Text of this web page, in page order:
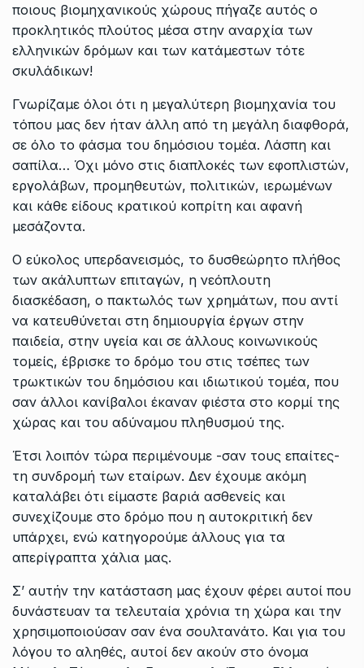
ποιους βιομηχανικούς χώρους πήγαζε αυτός ο
προκλητικός πλούτος μέσα στην αναρχία των
ελληνικών δρόμων και των κατάμεστων τότε
σκυλάδικων!
Γνωρίζαμε όλοι ότι η μεγαλύτερη βιομηχανία του
τόπου μας δεν ήταν άλλη από τη μεγάλη διαφθορά,
σε όλο το φάσμα του δημόσιου τομέα. Λάσπη και
σαπίλα… Όχι μόνο στις διαπλοκές των εφοπλιστών,
εργολάβων, προμηθευτών, πολιτικών, ιερωμένων
και κάθε είδους κρατικού κοπρίτη και αφανή
μεσάζοντα.
Ο εύκολος υπερδανεισμός, το δυσθεώρητο πλήθος
των ακάλυπτων επιταγών, η νεόπλουτη
διασκέδαση, ο πακτωλός των χρημάτων, που αντί
να κατευθύνεται στη δημιουργία έργων στην
παιδεία, στην υγεία και σε άλλους κοινωνικούς
τομείς, έβρισκε το δρόμο του στις τσέπες των
τρωκτικών του δημόσιου και ιδιωτικού τομέα, που
σαν άλλοι κανίβαλοι έκαναν φιέστα στο κορμί της
χώρας και του αδύναμου πληθυσμού της.
Έτσι λοιπόν τώρα περιμένουμε -σαν τους επαίτες-
τη συνδρομή των εταίρων. Δεν έχουμε ακόμη
καταλάβει ότι είμαστε βαριά ασθενείς και
συνεχίζουμε στο δρόμο που η αυτοκριτική δεν
υπάρχει, ενώ κατηγορούμε άλλους για τα
απερίγραπτα χάλια μας.
Σ’ αυτήν την κατάσταση μας έχουν φέρει αυτοί που
δυνάστευαν τα τελευταία χρόνια τη χώρα και την
χρησιμοποιούσαν σαν ένα σουλτανάτο. Και για του
λόγου το αληθές, αυτοί δεν ακούν στο όνομα